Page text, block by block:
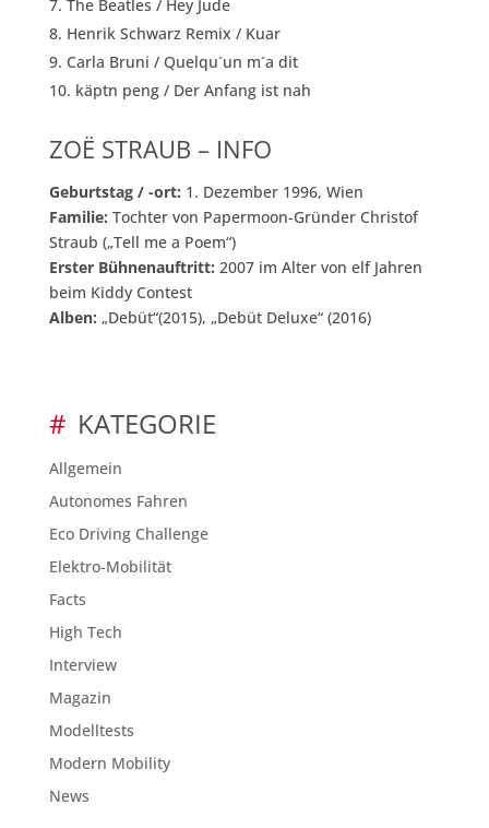
The Beatles / Hey Jude
Henrik Schwarz Remix / Kuar
Carla Bruni / Quelqu´un m´a dit
käptn peng / Der Anfang ist nah
ZOË STRAUB – INFO
Geburtstag / -ort: 1. Dezember 1996, Wien
Familie: Tochter von Papermoon-Gründer Christof
Straub („Tell me a Poem“)
Erster Bühnenauftritt: 2007 im Alter von elf Jahren
beim Kiddy Contest
Alben: „Debüt“(2015), „Debüt Deluxe“ (2016)
KATEGORIE
Allgemein
Autonomes Fahren
Eco Driving Challenge
Elektro-Mobilität
Facts
High Tech
Interview
Magazin
Modelltests
Modern Mobility
News